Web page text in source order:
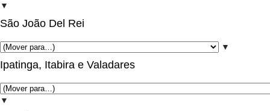
▼
São João Del Rei
▼
Ipatinga, Itabira e Valadares
▼